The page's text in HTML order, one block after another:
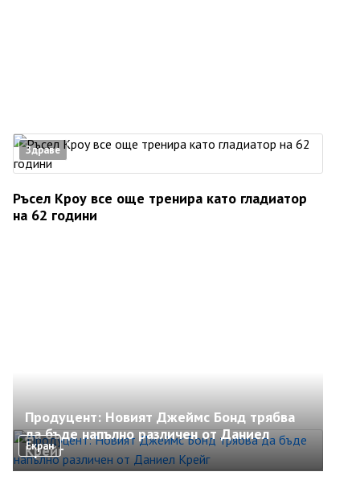
Здраве
Ръсел Кроу все още тренира като гладиатор
на 62 години
Екран
Продуцент: Новият Джеймс Бонд трябва
да бъде напълно различен от Даниел
Крейг